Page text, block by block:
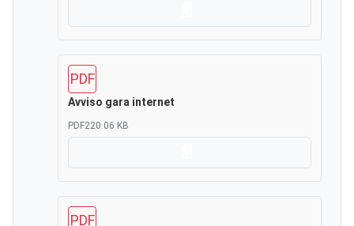
PDF
Avviso gara internet
PDF220.06 KB
PDF